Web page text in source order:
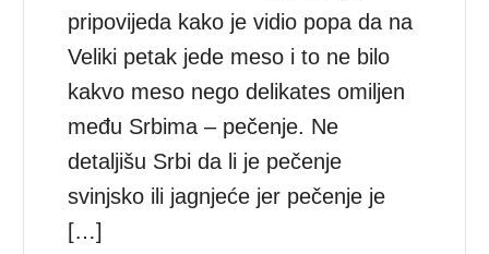
pripovijeda kako je vidio popa da na
Veliki petak jede meso i to ne bilo
kakvo meso nego delikates omiljen
među Srbima – pečenje. Ne
detaljišu Srbi da li je pečenje
svinjsko ili jagnjeće jer pečenje je
[…]